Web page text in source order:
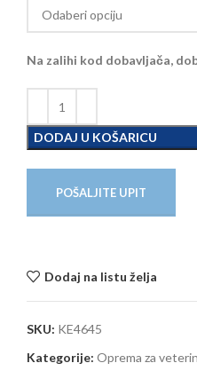
Na zalihi kod dobavljača,
DODAJ U KOŠARICU
POŠALJITE UPIT
Dodaj na listu želja
SKU: KE4645
Kategorije: Oprema za